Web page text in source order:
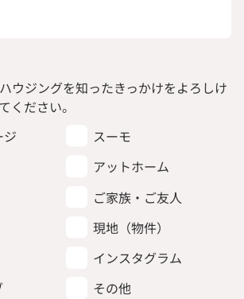
ウジングを知ったきっかけをよろしけ
ください。
ジ
スーモ
アットホーム
ご家族・ご友人
現地（物件）
インスタグラム
その他